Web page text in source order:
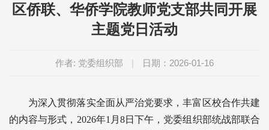
区侨联、华侨学院教师党支部共同开展
主题党日活动
作者: 党委组织部 | 日期：2026-01-16
为深入贯彻落实全面从严治党要求，丰富区校合作共建
的内容与形式，2026年1月8日下午，党委组织部统战部联合